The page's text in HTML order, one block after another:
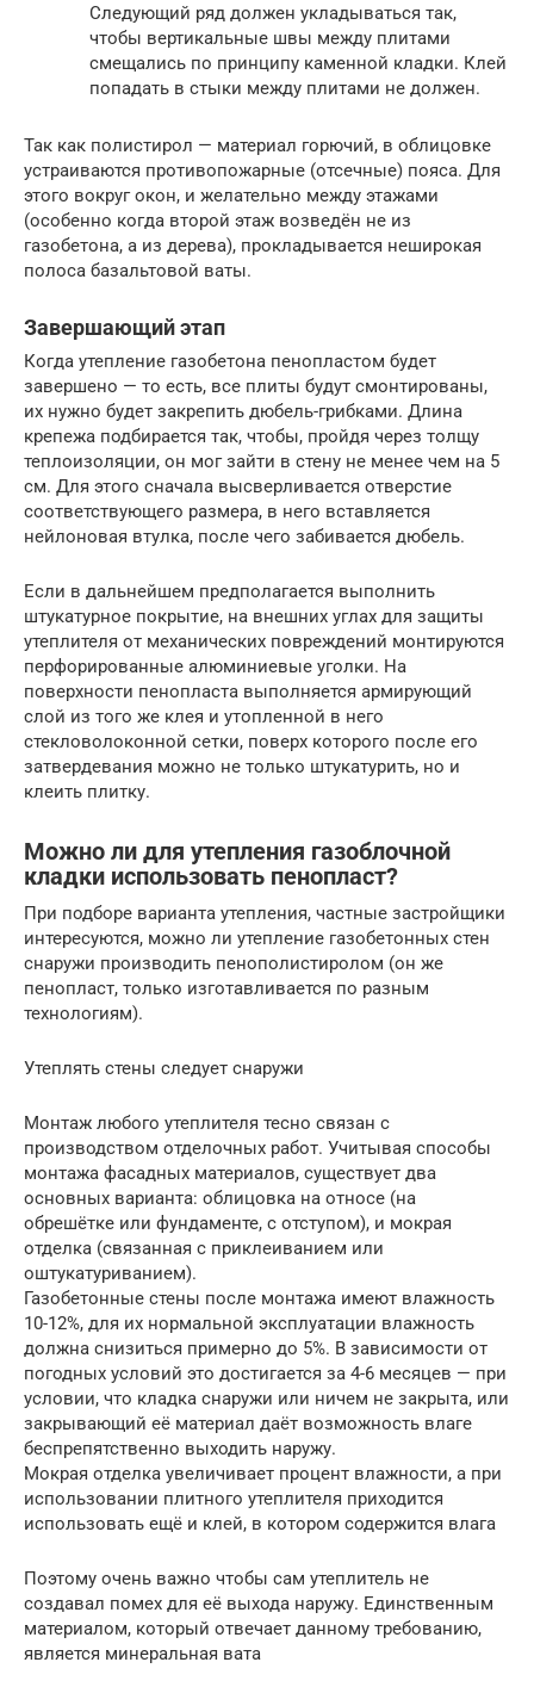
Следующий ряд должен укладываться так,
чтобы вертикальные швы между плитами
смещались по принципу каменной кладки. Клей
попадать в стыки между плитами не должен.
Так как полистирол — материал горючий, в облицовке
устраиваются противопожарные (отсечные) пояса. Для
этого вокруг окон, и желательно между этажами
(особенно когда второй этаж возведён не из
газобетона, а из дерева), прокладывается неширокая
полоса базальтовой ваты.
Завершающий этап
Когда утепление газобетона пенопластом будет
завершено — то есть, все плиты будут смонтированы,
их нужно будет закрепить дюбель-грибками. Длина
крепежа подбирается так, чтобы, пройдя через толщу
теплоизоляции, он мог зайти в стену не менее чем на 5
см. Для этого сначала высверливается отверстие
соответствующего размера, в него вставляется
нейлоновая втулка, после чего забивается дюбель.
Если в дальнейшем предполагается выполнить
штукатурное покрытие, на внешних углах для защиты
утеплителя от механических повреждений монтируются
перфорированные алюминиевые уголки. На
поверхности пенопласта выполняется армирующий
слой из того же клея и утопленной в него
стекловолоконной сетки, поверх которого после его
затвердевания можно не только штукатурить, но и
клеить плитку.
Можно ли для утепления газоблочной
кладки использовать пенопласт?
При подборе варианта утепления, частные застройщики
интересуются, можно ли утепление газобетонных стен
снаружи производить пенополистиролом (он же
пенопласт, только изготавливается по разным
технологиям).
Утеплять стены следует снаружи
Монтаж любого утеплителя тесно связан с
производством отделочных работ. Учитывая способы
монтажа фасадных материалов, существует два
основных варианта: облицовка на относе (на
обрешётке или фундаменте, с отступом), и мокрая
отделка (связанная с приклеиванием или
оштукатуриванием).
Газобетонные стены после монтажа имеют влажность
10-12%, для их нормальной эксплуатации влажность
должна снизиться примерно до 5%. В зависимости от
погодных условий это достигается за 4-6 месяцев — при
условии, что кладка снаружи или ничем не закрыта, или
закрывающий её материал даёт возможность влаге
беспрепятственно выходить наружу.
Мокрая отделка увеличивает процент влажности, а при
использовании плитного утеплителя приходится
использовать ещё и клей, в котором содержится влага
Поэтому очень важно чтобы сам утеплитель не
создавал помех для её выхода наружу. Единственным
материалом, который отвечает данному требованию,
является минеральная вата